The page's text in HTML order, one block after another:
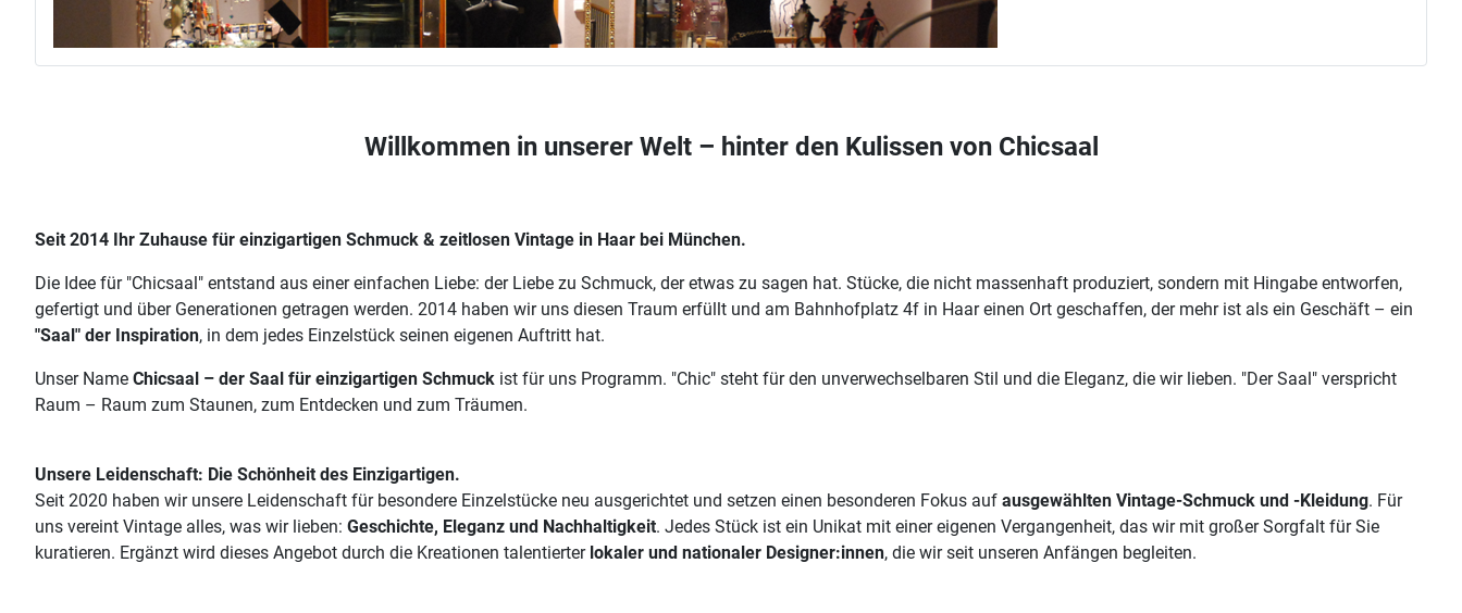
Willkommen in unserer Welt – hinter den Kulissen von Chicsaal
Seit 2014 Ihr Zuhause für einzigartigen Schmuck & zeitlosen Vintage in Haar bei München.
Die Idee für "Chicsaal" entstand aus einer einfachen Liebe: der Liebe zu Schmuck, der etwas zu sagen hat. Stücke, die nicht massenhaft produziert, sondern mit Hingabe entworfen,
gefertigt und über Generationen getragen werden. 2014 haben wir uns diesen Traum erfüllt und am Bahnhofplatz 4f in Haar einen Ort geschaffen, der mehr ist als ein Geschäft – ein
"Saal" der Inspiration, in dem jedes Einzelstück seinen eigenen Auftritt hat.
Unser Name Chicsaal – der Saal für einzigartigen Schmuck ist für uns Programm. "Chic" steht für den unverwechselbaren Stil und die Eleganz, die wir lieben. "Der Saal" verspricht
Raum – Raum zum Staunen, zum Entdecken und zum Träumen.
Unsere Leidenschaft: Die Schönheit des Einzigartigen.
Seit 2020 haben wir unsere Leidenschaft für besondere Einzelstücke neu ausgerichtet und setzen einen besonderen Fokus auf ausgewählten Vintage-Schmuck und -Kleidung. Für
uns vereint Vintage alles, was wir lieben: Geschichte, Eleganz und Nachhaltigkeit. Jedes Stück ist ein Unikat mit einer eigenen Vergangenheit, das wir mit großer Sorgfalt für Sie
kuratieren. Ergänzt wird dieses Angebot durch die Kreationen talentierter lokaler und nationaler Designer:innen, die wir seit unseren Anfängen begleiten.